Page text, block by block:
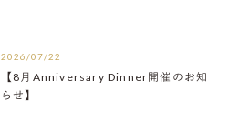
2026/07/22
【8月Anniversary Dinner開催のお知
らせ】